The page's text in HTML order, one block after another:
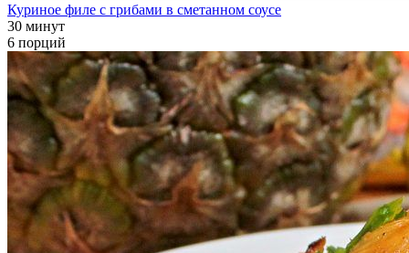
Куриное филе с грибами в сметанном соусе
30 минут
6 порций